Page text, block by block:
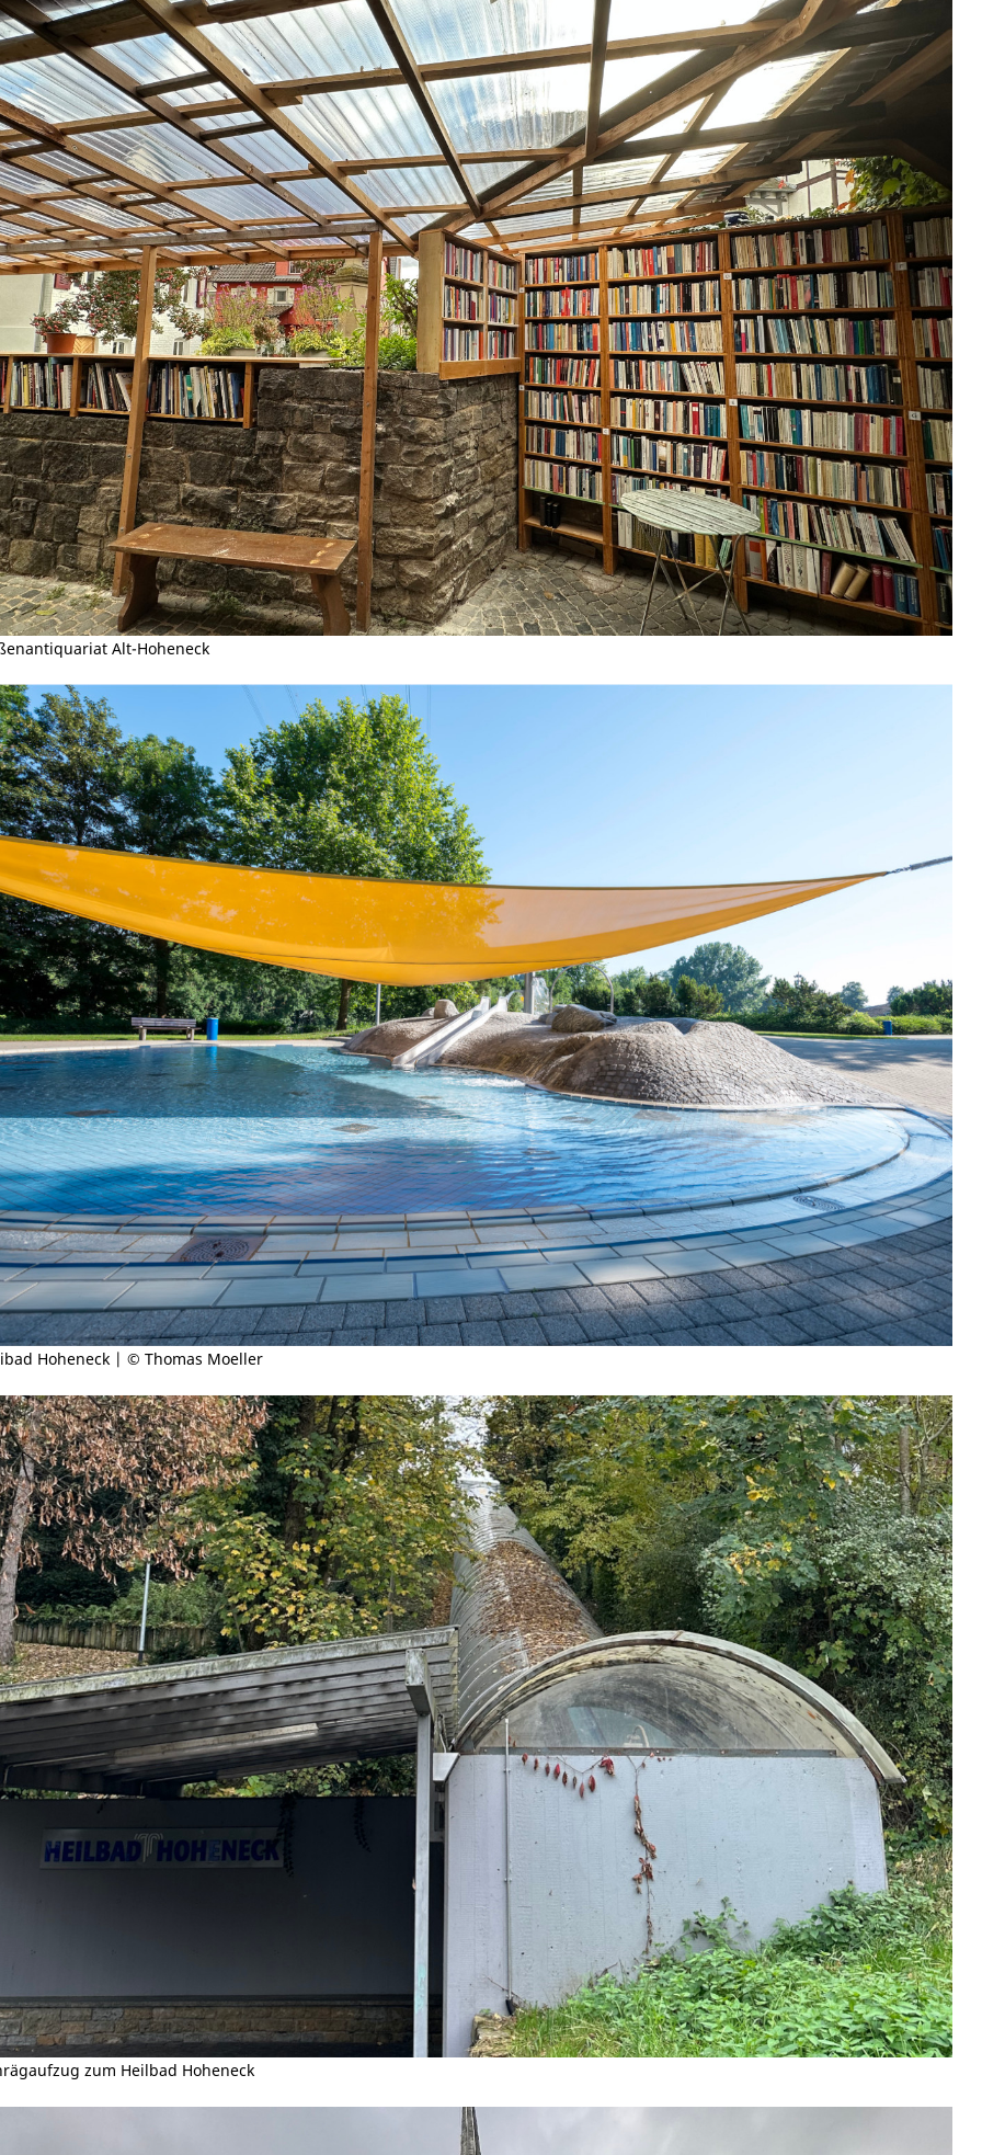
Alt-Hoheneck
Hoheneck | © Thomas Moeller
zum Heilbad Hoheneck